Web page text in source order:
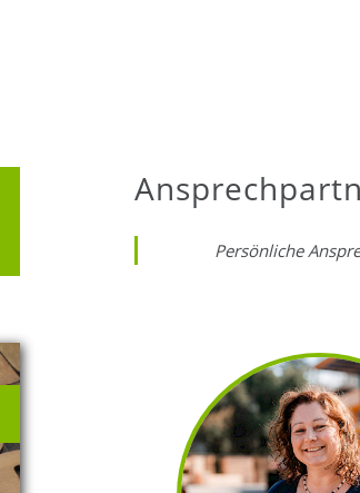
Persönliche